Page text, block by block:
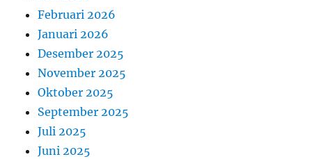
Februari 2026
Januari 2026
Desember 2025
November 2025
Oktober 2025
September 2025
Juli 2025
Juni 2025